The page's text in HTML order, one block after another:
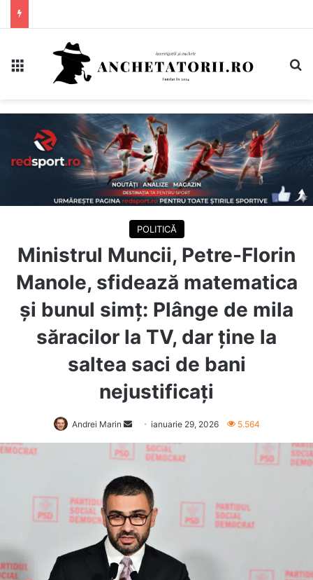
POLITICĂ
Ministrul Muncii, Petre-Florin
Manole, sfidează matematica
și bunul simț: Plânge de mila
săracilor la TV, dar ține la
saltea saci de bani
nejustificați
Andrei Marin
Send
an
email
ianuarie 29, 2026 5.564